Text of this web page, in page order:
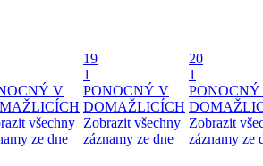
V
všechny
ze dne
19
1
PONOCNÝ V
DOMAŽLICÍCH
Zobrazit všechny
záznamy ze dne
20
1
Zobrazit
záznamy ze